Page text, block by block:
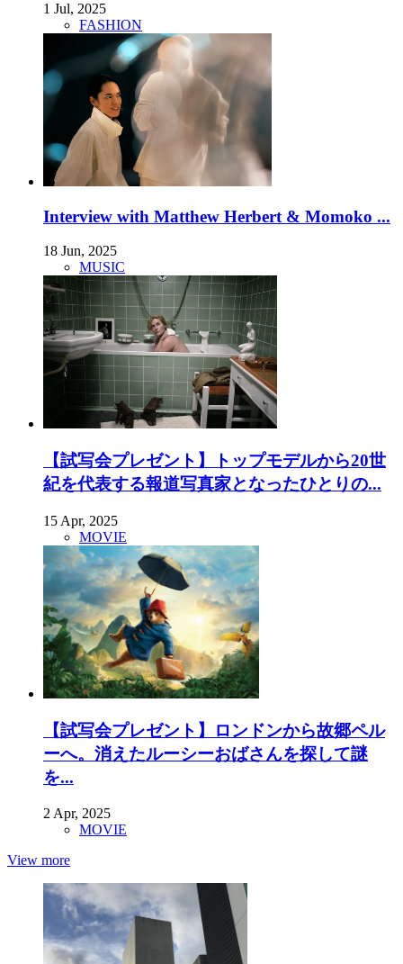
1 Jul, 2025
FASHION
Interview with Matthew Herbert & Momoko ...
18 Jun, 2025
MUSIC
【試写会プレゼント】トップモデルから20世
紀を代表する報道写真家となったひとりの...
15 Apr, 2025
MOVIE
【試写会プレゼント】ロンドンから故郷ペル
ーへ。消えたルーシーおばさんを探して謎
を...
2 Apr, 2025
MOVIE
View more